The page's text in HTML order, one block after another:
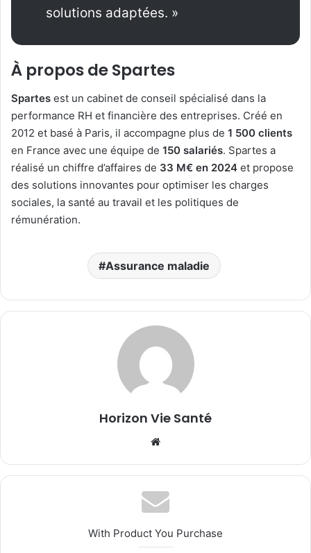
solutions adaptées. »
À propos de Spartes
Spartes est un cabinet de conseil spécialisé dans la
performance RH et financière des entreprises. Créé en
2012 et basé à Paris, il accompagne plus de 1 500 clients
en France avec une équipe de 150 salariés. Spartes a
réalisé un chiffre d’affaires de 33 M€ en 2024 et propose
des solutions innovantes pour optimiser les charges
sociales, la santé au travail et les politiques de
rémunération.
Assurance maladie
Horizon Vie Santé
With Product You Purchase